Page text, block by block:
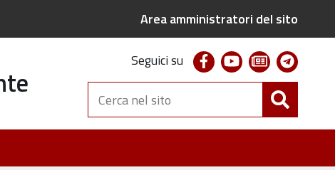
Area amministratori del sito
Seguici su facebookyoutubenewsletter
Cerca
nel
sito